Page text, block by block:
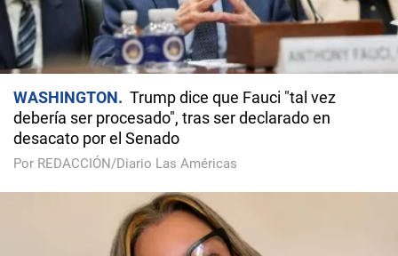
WASHINGTON
Trump dice que Fauci "tal vez
debería ser procesado", tras ser declarado en
desacato por el Senado
Por REDACCIÓN/Diario Las Américas